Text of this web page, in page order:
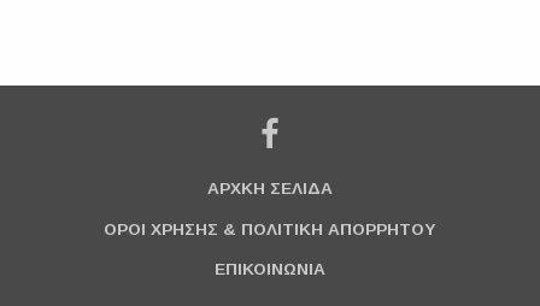
ΑΡΧΚΗ ΣΕΛΙΔΑ
ΟΡΟΙ ΧΡΗΣΗΣ & ΠΟΛΙΤΙΚΗ ΑΠΟΡΡΗΤΟΥ
ΕΠΙΚΟΙΝΩΝΙΑ